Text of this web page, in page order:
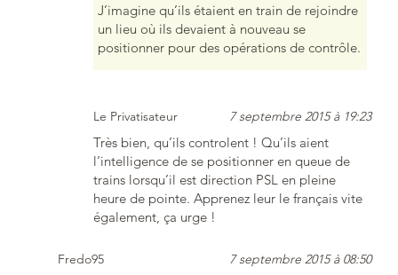
J’imagine qu’ils étaient en train de rejoindre
un lieu où ils devaient à nouveau se
positionner pour des opérations de contrôle.
Le Privatisateur 7 septembre 2015 à 19:23
Très bien, qu’ils controlent ! Qu’ils aient
l’intelligence de se positionner en queue de
trains lorsqu’il est direction PSL en pleine
heure de pointe. Apprenez leur le français vite
également, ça urge !
Fredo95 7 septembre 2015 à 08:50